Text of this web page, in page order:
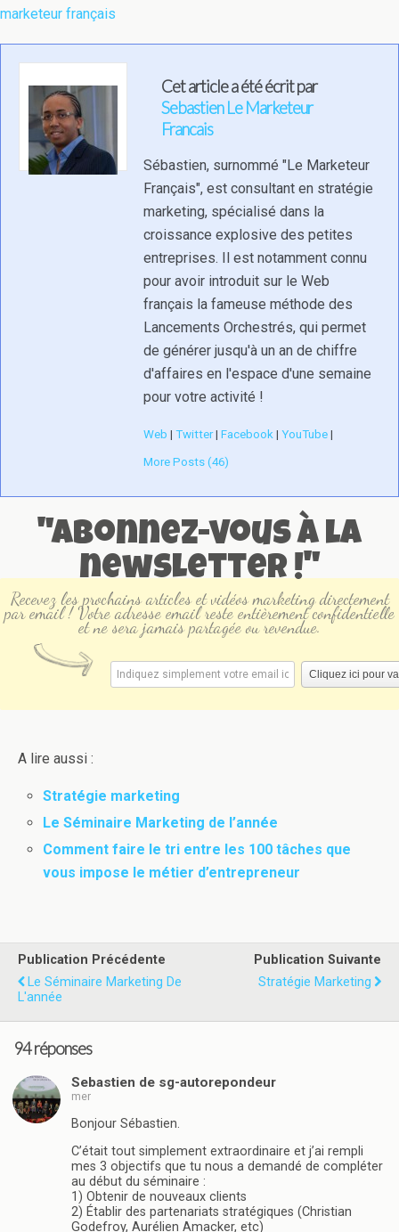
marketeur français
Cet article a été écrit par
Sebastien Le Marketeur
Francais
Sébastien, surnommé "Le Marketeur
Français", est consultant en stratégie
marketing, spécialisé dans la
croissance explosive des petites
entreprises. Il est notamment connu
pour avoir introduit sur le Web
français la fameuse méthode des
Lancements Orchestrés, qui permet
de générer jusqu'à un an de chiffre
d'affaires en l'espace d'une semaine
pour votre activité !
Web | Twitter| Facebook | YouTube |
More Posts (46)
"Abonnez-vous à la
newsletter !"
Recevez les prochains articles et vidéos marketing directement
par email ! Votre adresse email reste entièrement confidentielle
et ne sera jamais partagée ou revendue.
A lire aussi :
Stratégie marketing
Le Séminaire Marketing de l’année
Comment faire le tri entre les 100 tâches que
vous impose le métier d’entrepreneur
Publication Précédente
Le Séminaire Marketing De
L'année
Publication Suivante
Stratégie Marketing
94 réponses
Sebastien de sg-autorepondeur
mer
Bonjour Sébastien.
C’était tout simplement extraordinaire et j’ai rempli
mes 3 objectifs que tu nous a demandé de compléter
au début du séminaire :
1) Obtenir de nouveaux clients
2) Établir des partenariats stratégiques (Christian
Godefroy, Aurélien Amacker, etc)